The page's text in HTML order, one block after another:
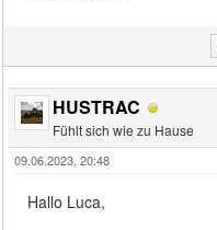
HUSTRAC
Fühlt sich wie zu Hause
09.06.2023, 20:48
Hallo Luca,